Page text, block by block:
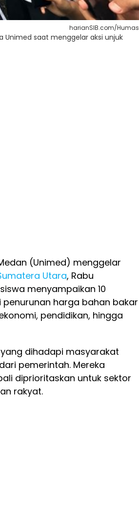
harianSIB.com/Humas
Unimed saat menggelar aksi unjuk
(Unimed) menggelar
Utara, Rabu
menyampaikan 10
harga bahan bakar
pendidikan, hingga
dihadapi masyarakat
pemerintah. Mereka
diprioritaskan untuk sektor
rakyat.